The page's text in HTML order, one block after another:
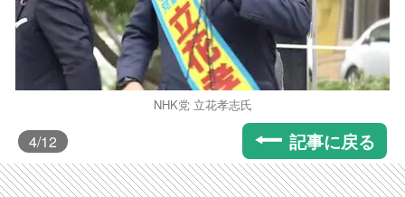
NHK党 立花孝志氏
4/12 記事に戻る